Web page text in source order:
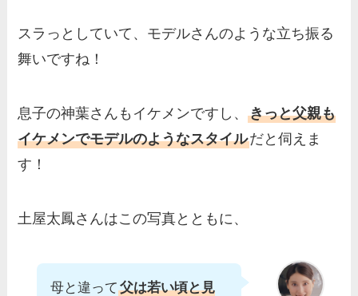
スラっとしていて、モデルさんのような立ち振る
舞いですね！
息子の神葉さんもイケメンですし、きっと父親も
イケメンでモデルのようなスタイルだと伺えま
す！
土屋太鳳さんはこの写真とともに、
母と違って父は若い頃と見